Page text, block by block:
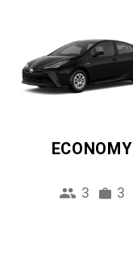
ECONOMY
3 3